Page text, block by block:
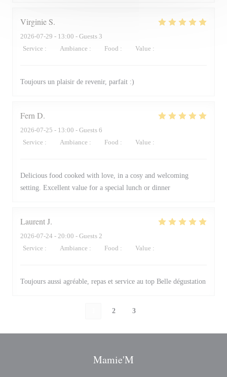
Virginie S
2026-07-29 - 13:00 - Guests 3
Service : Ambiance : Food : Value :
Toujours un plaisir de revenir, parfait :)
Fern D
2026-07-25 - 13:00 - Guests 6
Service : Ambiance : Food : Value :
Delicious food cooked with love, in a cosy and welcoming
setting. Excellent value for a special lunch or dinner
LaurentJ
2026-07-24 - 20:00 - Guests 2
Service : Ambiance : Food : Value :
Toujours aussi agréable, repas et service au top Belle dégustation
2 3
Mamie'M